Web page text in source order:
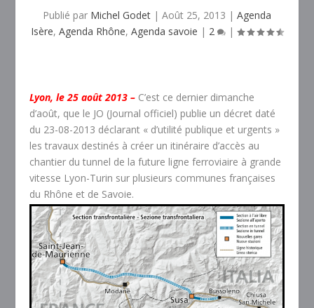
Publié par Michel Godet | Août 25, 2013 | Agenda
Isère, Agenda Rhône, Agenda savoie | 2 |
Lyon, le 25 août 2013 – C’est ce dernier dimanche
d’août, que le JO (Journal officiel) publie un décret daté
du 23-08-2013 déclarant « d’utilité publique et urgents »
les travaux destinés à créer un itinéraire d’accès au
chantier du tunnel de la future ligne ferroviaire à grande
vitesse Lyon-Turin sur plusieurs communes françaises
du Rhône et de Savoie.